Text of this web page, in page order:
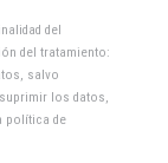
del
del tratamiento:
salvo
los datos,
política de